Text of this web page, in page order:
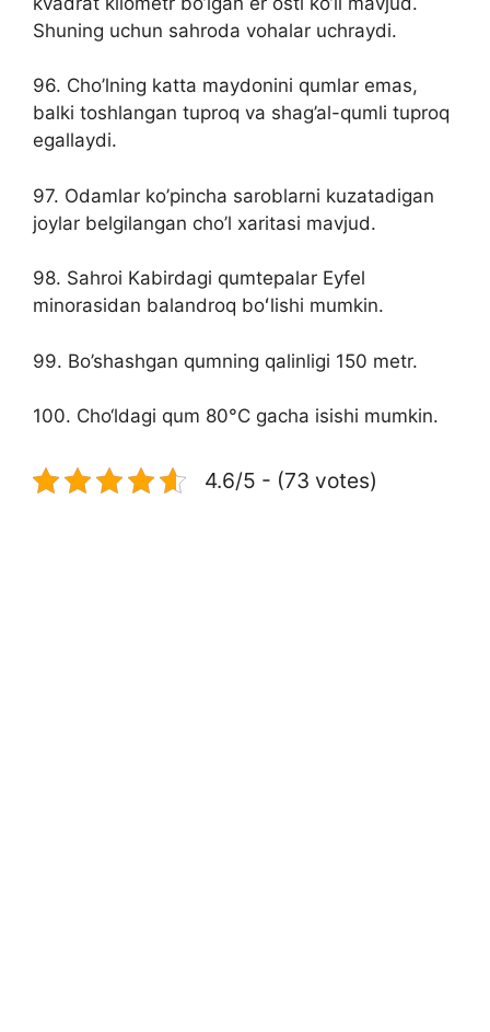
Shuning uchun sahroda vohalar uchraydi.
96. Cho’lning katta maydonini qumlar emas,
balki toshlangan tuproq va shag’al-qumli tuproq
egallaydi.
97. Odamlar ko’pincha saroblarni kuzatadigan
joylar belgilangan cho’l xaritasi mavjud.
98. Sahroi Kabirdagi qumtepalar Eyfel
minorasidan balandroq boʻlishi mumkin.
99. Bo’shashgan qumning qalinligi 150 metr.
100. Cho‘ldagi qum 80°C gacha isishi mumkin.
4.6/5 - (73 votes)